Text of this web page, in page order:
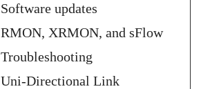
Software updates
RMON, XRMON, and sFlow
Troubleshooting
Uni-Directional Link